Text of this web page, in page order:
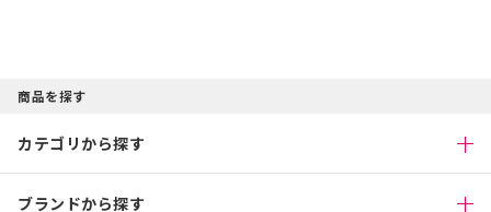
商品を探す
カテゴリから探す
ブランドから探す